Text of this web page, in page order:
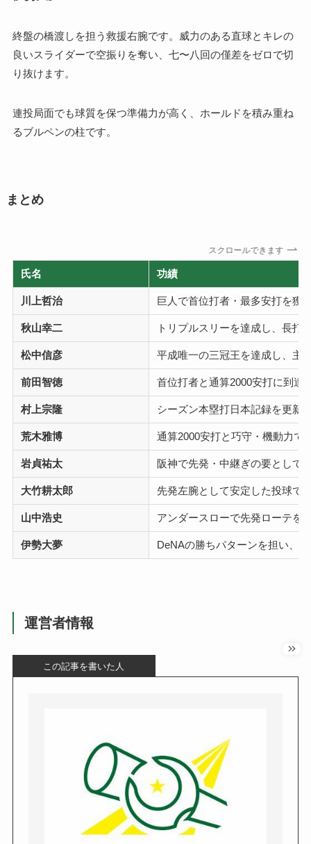
終盤の橋渡しを担う救援右腕です。威力のある直球とキレの
良いスライダーで空振りを奪い、七〜八回の僅差をゼロで切
り抜けます。
連投局面でも球質を保つ準備力が高く、ホールドを積み重ね
るブルペンの柱です。
まとめ
スクロールできます
氏名 功績
川上哲治 巨人で首位打者・最多安打を獲
秋山幸二 トリプルスリーを達成し、長打
松中信彦 平成唯一の三冠王を達成し、主
前田智徳 首位打者と通算2000安打に到達
村上宗隆 シーズン本塁打日本記録を更新
荒木雅博 通算2000安打と巧守・機動力で
岩貞祐太 阪神で先発・中継ぎの要として
大竹耕太郎 先発左腕として安定した投球で
山中浩史 アンダースローで先発ローテを
伊勢大夢 DeNAの勝ちパターンを担い、
運営者情報
この記事を書いた人